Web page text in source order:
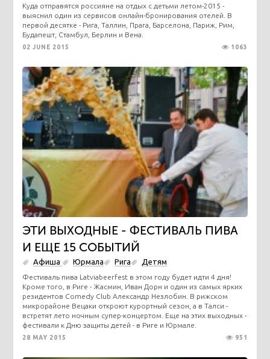
Куда отправятся россияне на отдых с детьми летом-2015 -
выяснил один из сервисов онлайн-бронирования отелей. В
первой десятке - Рига, Таллин, Прага, Барселона, Париж, Рим,
Будапешт, Стамбул, Берлин и Вена.
02 JUNE 2015 1063
ЭТИ ВЫХОДНЫЕ - ФЕСТИВАЛЬ ПИВА
И ЕЩЕ 15 СОБЫТИЙ
Афиша Юрмала Рига Детям
Фестиваль пива Latviabeerfest в этом году будет идти 4 дня!
Кроме того, в Риге - Жасмин, Иван Дорн и один из самых ярких
резидентов Comedy Club Александр Незлобин. В рижском
микрорайоне Вецаки откроют курортный сезон, а в Талси -
встретят лето ночным супер-концертом. Еще на этих выходных -
фестивали к Дню защиты детей - в Риге и Юрмале.
28 MAY 2015 951